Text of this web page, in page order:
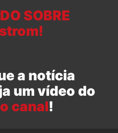
SOBRE
a notícia
um vídeo do
canal!